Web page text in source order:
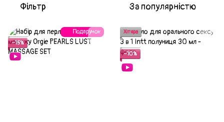
Фільтр За популярністю
Подарунок
Акція
−15%
Хітяра
Акція
−10%